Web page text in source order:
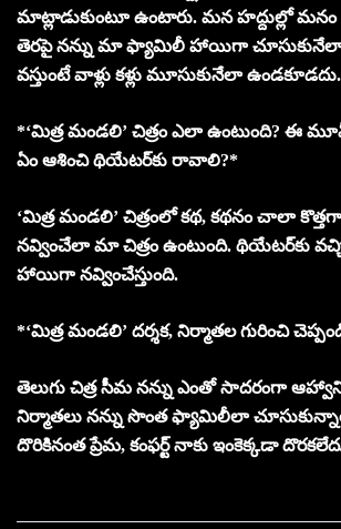
మాట్లాడుకుంటూ ఉంటారు. మన హద్దుల్లో
తెరపై నన్ను మా ఫ్యామిలీ హాయిగా
వస్తుంటే వాళ్లు కళ్లు మూసుకునేలా ఉండకూడదు.
*‘మిత్ర మండలి’ చిత్రం ఎలా ఉంటుంది? ఈ
ఏం ఆశించి థియేటర్‌కు రావాలి?*
‘మిత్ర మండలి’ చిత్రంలో కథ, కథనం చాలా
నవ్వించేలా మా చిత్రం ఉంటుంది. థియేటర్‌కు
హాయిగా నవ్వించేస్తుంది.
*‘మిత్ర మండలి’ దర్శక, నిర్మాతల గురించి
తెలుగు చిత్ర సీమ నన్ను ఎంతో సాదరంగా
నిర్మాతలు నన్ను సొంత ఫ్యామిలీలా
దొరికినంత ప్రేమ, కంఫర్ట్ నాకు ఇంకెక్కడా